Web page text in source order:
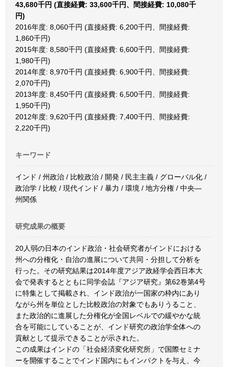
43,680千円 (直接経費: 33,600千円、間接経費: 10,080千
円)
2016年度: 8,060千円 (直接経費: 6,200千円、間接経費:
1,860千円)
2015年度: 8,580千円 (直接経費: 6,600千円、間接経費:
1,980千円)
2014年度: 8,970千円 (直接経費: 6,900千円、間接経費:
2,070千円)
2013年度: 8,450千円 (直接経費: 6,500千円、間接経費:
1,950千円)
2012年度: 9,620千円 (直接経費: 7,400千円、間接経費:
2,220千円)
キーワード
インド / 州政治 / 比較政治 / 開発 / 民主主義 / グローバル化 /
政治学 / 比較 / 現代インド / 暴力 / 環境 / 地方分権 / 中央―
州関係
研究成果の概要
20人弱の日本のインド政治・社会研究者がインドにおける
州への分権化・自治の進展について共同・分担して分析を
行った。その研究結果は2014年度アジア政経学会西日本大
会で発表するとともに同学会誌『アジア研究』第62巻第4号
に特集として掲載され、インド政治が一国家の枠内にあり
ながら州を単位とした比較政治の対象でもありうること、
また政治的に進展した分権化が全国レベルでの緩やかな統
合を可能にしていることが、インド研究の政治学全体への
貢献として提示できることが示された。
この成果はインドの「社会経済変化研究所」で国際セミナ
ーを開催することでインド国内にもインパクトを与え、今